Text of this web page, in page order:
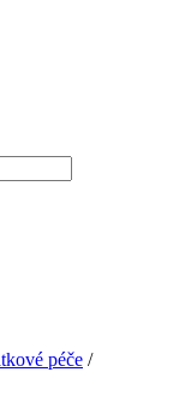
péče /